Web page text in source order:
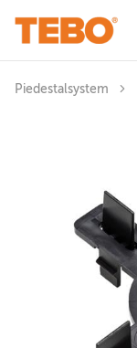
Piedestalsystem